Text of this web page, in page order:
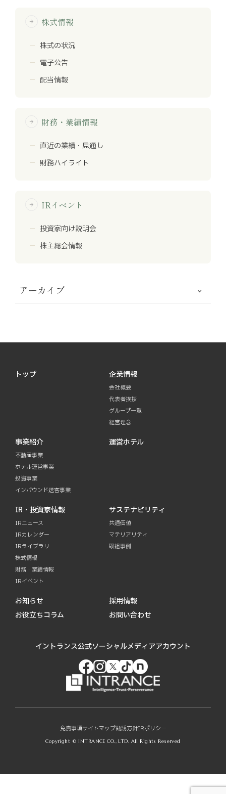
arrow_forward 株式情報
株式の状況
電子公告
配当情報
arrow_forward 財務・業績情報
直近の業績・見通し
財務ハイライト
arrow_forward IRイベント
投資家向け説明会
株主総会情報
アーカイブ
トップ 企業情報
会社概要
代表者挨拶
グループ一覧
経営理念
事業紹介
不動産事業
ホテル運営事業
投資事業
インバウンド送客事業
運営ホテル
IR・投資家情報
IRニュース
IRカレンダー
IRライブラリ
株式情報
財務・業績情報
IRイベント
サステナビリティ
共通価値
マテリアリティ
取組事例
お知らせ
お役立ちコラム
採用情報
お問い合わせ
イントランス公式ソーシャルメディアアカウント
免責事項サイトマップ勧誘方針IRポリシー
Copyright © INTRANCE CO., LTD. All Rights Reserved